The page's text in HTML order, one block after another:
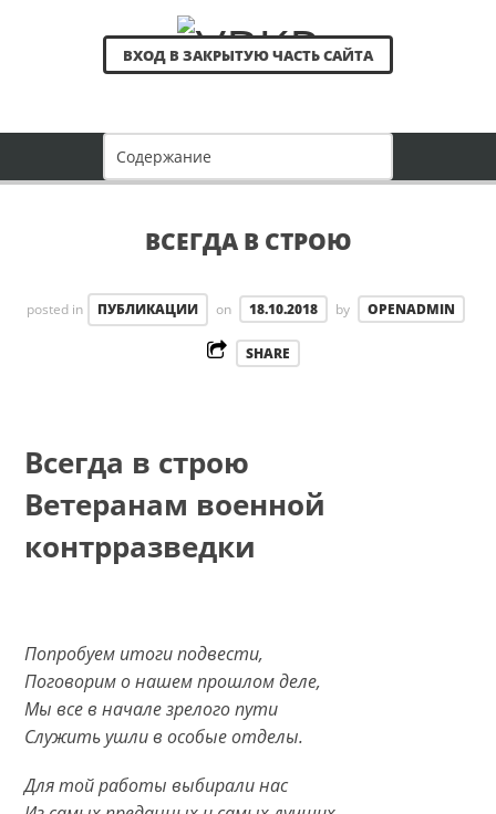
ВХОД В ЗАКРЫТУЮ ЧАСТЬ САЙТА
ВСЕГДА В СТРОЮ
posted in ПУБЛИКАЦИИ on 18.10.2018 by OPENADMIN
SHARE
Всегда в строю
Ветеранам военной
контрразведки
Попробуем итоги подвести,
Поговорим о нашем прошлом деле,
Мы все в начале зрелого пути
Служить ушли в особые отделы.
Для той работы выбирали нас